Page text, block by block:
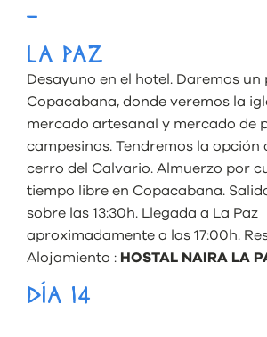
–
LA PAZ
Desayuno en el hotel. Daremos un
Copacabana, donde veremos la
mercado artesanal y mercado de
campesinos. Tendremos la opción
cerro del Calvario. Almuerzo por
tiempo libre en Copacabana.
sobre las 13:30h. Llegada a La Paz
aproximadamente a las 17:00h.
Alojamiento : HOSTAL NAIRA LA
DÍA 14